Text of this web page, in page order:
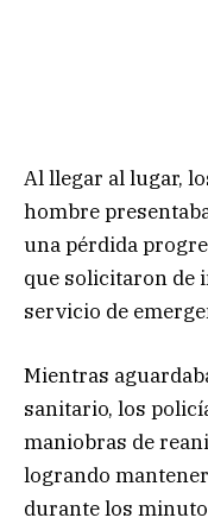
Al llegar al lugar,
hombre
una pérdida
que solicitaron de
servicio de
Mientras
sanitario, los
maniobras de
logrando
durante los